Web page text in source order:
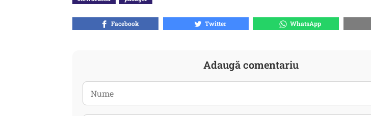
Facebook Twitter WhatsApp
Adaugă comentariu